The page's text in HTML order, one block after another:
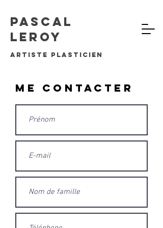
Pascal
Leroy
artiste plasticien
Me contacter